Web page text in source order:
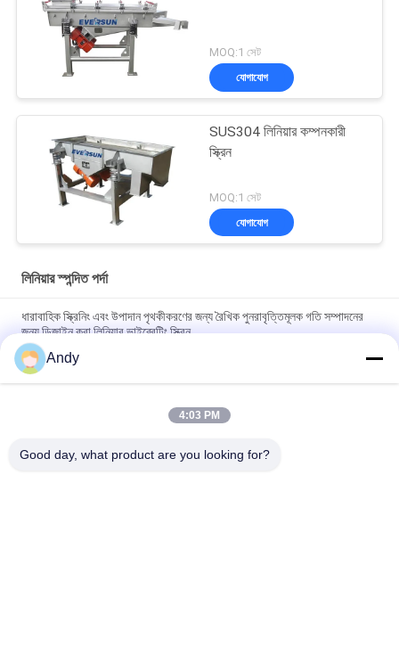
MOQ:1 সেট
যোগাযোগ
SUS304 লিনিয়ার কম্পনকারী
স্ক্রিন
MOQ:1 সেট
যোগাযোগ
লিনিয়ার স্পন্দিত পর্দা
ধারাবাহিক স্ক্রিনিং এবং উপাদান পৃথকীকরণের জন্য রৈখিক পুনরাবৃত্তিমূলক গতি সম্পাদনের
জন্য ডিজাইন করা লিনিয়ার ভাইব্রেটিং স্ক্রিন
ধ্রুবক স্ক্রিনিং এবং স্থিতিশীল এবং অপারেশন কর্মক্ষমতা সঙ্গে উপাদান stratification
প্রদানকারী রৈখিক কম্পন পর্দা
খাদ্য, রাসায়নিক এবং নির্মাণ সামগ্রীর অ্যাপ্লিকেশনগুলির জন্য স্ক্রিনিং এবং উপাদান
Andy
4:03 PM
Good day, what product are you looking for?